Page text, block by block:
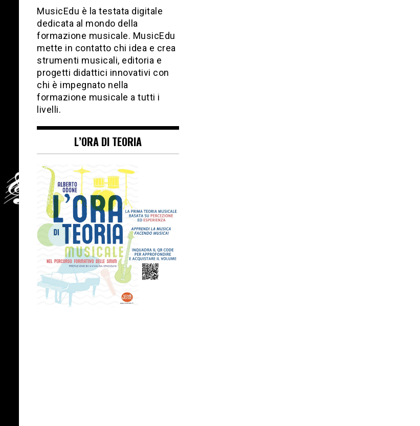
MusicEdu è la testata digitale
dedicata al mondo della
formazione musicale. MusicEdu
mette in contatto chi idea e crea
strumenti musicali, editoria e
progetti didattici innovativi con
chi è impegnato nella
formazione musicale a tutti i
livelli.
L’ORA DI TEORIA